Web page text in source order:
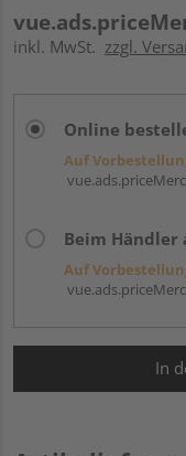
inkl. MwSt. zzgl.
Online
Auf
Beim Händler
Auf
In